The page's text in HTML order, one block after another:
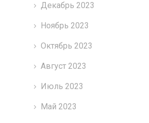
Декабрь 2023
Ноябрь 2023
Октябрь 2023
Август 2023
Июль 2023
Май 2023